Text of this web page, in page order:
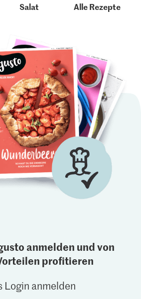
Salat Alle Rezepte
anmelden und von
profitieren
Login anmelden